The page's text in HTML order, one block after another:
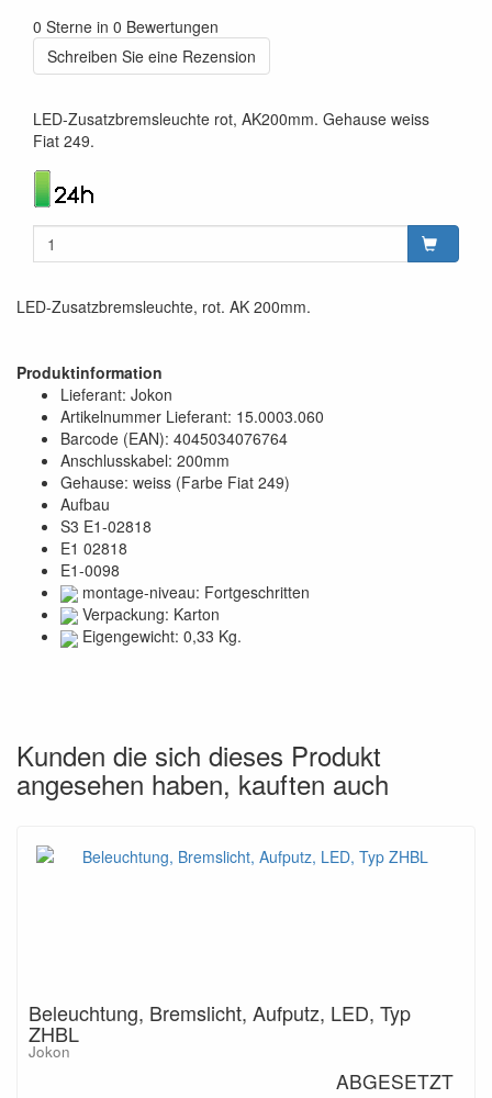
0 Sterne in 0 Bewertungen
Schreiben Sie eine Rezension
LED-Zusatzbremsleuchte rot, AK200mm. Gehause weiss
Fiat 249.
LED-Zusatzbremsleuchte, rot. AK 200mm.
Produktinformation
Lieferant: Jokon
Artikelnummer Lieferant: 15.0003.060
Barcode (EAN): 4045034076764
Anschlusskabel: 200mm
Gehause: weiss (Farbe Fiat 249)
Aufbau
S3 E1-02818
E1 02818
E1-0098
montage-niveau: Fortgeschritten
Verpackung: Karton
Eigengewicht: 0,33 Kg.
Kunden die sich dieses Produkt
angesehen haben, kauften auch
Beleuchtung, Bremslicht, Aufputz, LED, Typ
ZHBL
Jokon
ABGESETZT